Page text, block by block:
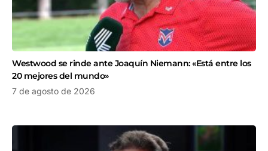
Westwood se rinde ante Joaquín Niemann: «Está entre los
20 mejores del mundo»
7 de agosto de 2026